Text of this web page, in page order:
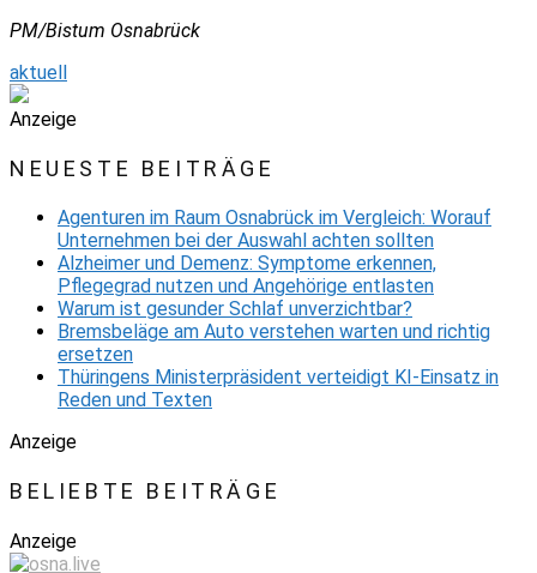
PM/Bistum Osnabrück
aktuell
Anzeige
NEUESTE BEITRÄGE
Agenturen im Raum Osnabrück im Vergleich: Worauf
Unternehmen bei der Auswahl achten sollten
Alzheimer und Demenz: Symptome erkennen,
Pflegegrad nutzen und Angehörige entlasten
Warum ist gesunder Schlaf unverzichtbar?
Bremsbeläge am Auto verstehen warten und richtig
ersetzen
Thüringens Ministerpräsident verteidigt KI-Einsatz in
Reden und Texten
Anzeige
BELIEBTE BEITRÄGE
Anzeige